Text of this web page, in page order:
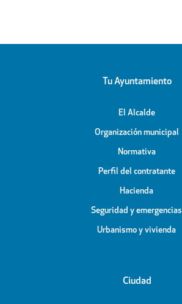
Tu Ayuntamiento
El Alcalde
Organización municipal
Normativa
Perfil del contratante
Hacienda
Seguridad y emergencias
Urbanismo y vivienda
Ciudad